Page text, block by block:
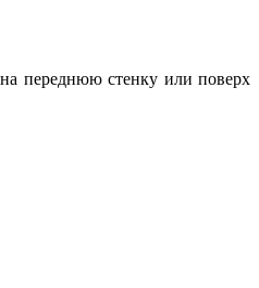
переднюю стенку или поверх